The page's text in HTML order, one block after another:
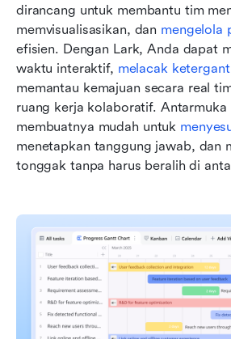
dirancang untuk membantu tim
memvisualisasikan, dan mengelola
efisien. Dengan Lark, Anda dapat
waktu interaktif, melacak
memantau kemajuan secara real
ruang kerja kolaboratif. Antarmuka
membuatnya mudah untuk
menetapkan tanggung jawab, dan
tonggak tanpa harus beralih di